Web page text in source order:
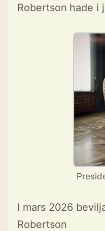
Robertson hade i
I mars 2026
Robertson